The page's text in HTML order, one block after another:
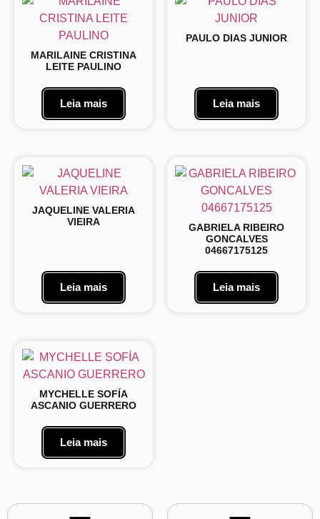
MARILAINE CRISTINA
LEITE PAULINO
Leia mais
PAULO DIAS JUNIOR
Leia mais
JAQUELINE VALERIA
VIEIRA
Leia mais
GABRIELA RIBEIRO
GONCALVES
04667175125
Leia mais
MYCHELLE SOFÍA
ASCANIO GUERRERO
Leia mais